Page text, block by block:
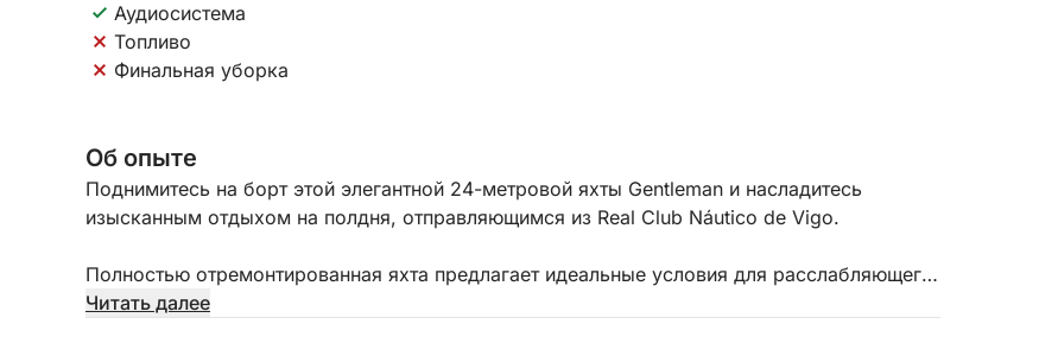
Аудиосистема
Топливо
Финальная уборка
Об опыте
Поднимитесь на борт этой элегантной 24-метровой яхты Gentleman и насладитесь
изысканным отдыхом на полдня, отправляющимся из Real Club Náutico de Vigo.
Полностью отремонтированная яхта предлагает идеальные условия для расслабляющего
и эксклюзивного отдыха в море. В сопровождении профессиональной команды (капитана
Читать далее